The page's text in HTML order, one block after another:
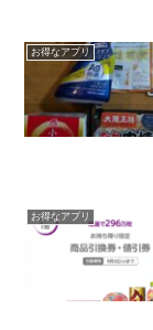
お得なアプリ
お得なアプリ